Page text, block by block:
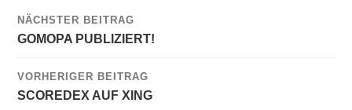
NÄCHSTER BEITRAG
GOMOPA PUBLIZIERT!
VORHERIGER BEITRAG
SCOREDEX AUF XING